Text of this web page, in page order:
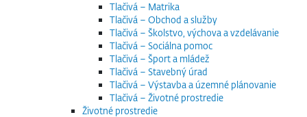
Tlačivá – Matrika
Tlačivá – Obchod a služby
Tlačivá – Školstvo, výchova a vzdelávanie
Tlačivá – Sociálna pomoc
Tlačivá – Šport a mládež
Tlačivá – Stavebný úrad
Tlačivá – Výstavba a územné plánovanie
Tlačivá – Životné prostredie
Životné prostredie